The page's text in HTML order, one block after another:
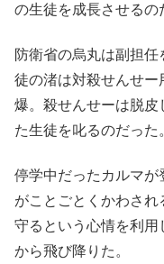
の生徒を成長させるの
防衛省の烏丸は副担
徒の渚は対殺せんせー
爆。殺せんせーは脱皮
た生徒を叱るのだった
停学中だったカルマが
がことごとくかわさ
守るという心情を利
から飛び降りた。